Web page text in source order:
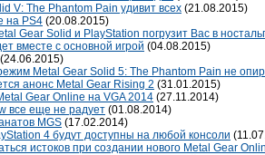
V: The Phantom Pain удивит всех (21.08.2015)
на PS4 (20.08.2015)
Gear Solid и PlayStation погрузит Вас в
вместе с основной игрой (04.08.2015)
(24.06.2015)
Metal Gear Solid 5: The Phantom Pain не
анонс Metal Gear Rising 2 (31.01.2015)
Gear Online на VGA 2014 (27.11.2014)
все еще не радует (01.08.2014)
MGS (17.02.2014)
4 будут доступны на любой консоли
истоков при создании нового Metal Gear